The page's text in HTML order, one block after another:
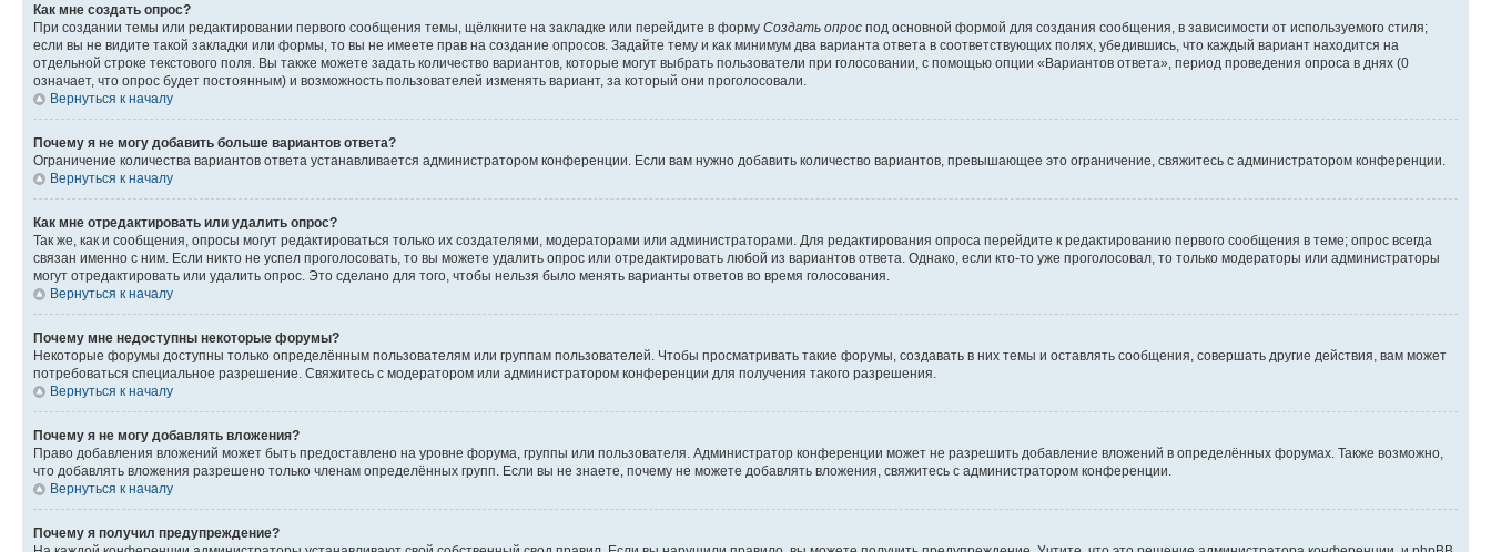
Как мне создать опрос?
При создании темы или редактировании первого сообщения темы, щёлкните на закладке или перейдите в форму Создать опрос под основной формой для создания сообщения, в зависимости от используемого стиля;
если вы не видите такой закладки или формы, то вы не имеете прав на создание опросов. Задайте тему и как минимум два варианта ответа в соответствующих полях, убедившись, что каждый вариант находится на
отдельной строке текстового поля. Вы также можете задать количество вариантов, которые могут выбрать пользователи при голосовании, с помощью опции «Вариантов ответа», период проведения опроса в днях (0
означает, что опрос будет постоянным) и возможность пользователей изменять вариант, за который они проголосовали.
Вернуться к началу
Почему я не могу добавить больше вариантов ответа?
Ограничение количества вариантов ответа устанавливается администратором конференции. Если вам нужно добавить количество вариантов, превышающее это ограничение, свяжитесь с администратором конференции.
Вернуться к началу
Как мне отредактировать или удалить опрос?
Так же, как и сообщения, опросы могут редактироваться только их создателями, модераторами или администраторами. Для редактирования опроса перейдите к редактированию первого сообщения в теме; опрос всегда
связан именно с ним. Если никто не успел проголосовать, то вы можете удалить опрос или отредактировать любой из вариантов ответа. Однако, если кто-то уже проголосовал, то только модераторы или администраторы
могут отредактировать или удалить опрос. Это сделано для того, чтобы нельзя было менять варианты ответов во время голосования.
Вернуться к началу
Почему мне недоступны некоторые форумы?
Некоторые форумы доступны только определённым пользователям или группам пользователей. Чтобы просматривать такие форумы, создавать в них темы и оставлять сообщения, совершать другие действия, вам может
потребоваться специальное разрешение. Свяжитесь с модератором или администратором конференции для получения такого разрешения.
Вернуться к началу
Почему я не могу добавлять вложения?
Право добавления вложений может быть предоставлено на уровне форума, группы или пользователя. Администратор конференции может не разрешить добавление вложений в определённых форумах. Также возможно,
что добавлять вложения разрешено только членам определённых групп. Если вы не знаете, почему не можете добавлять вложения, свяжитесь с администратором конференции.
Вернуться к началу
Почему я получил предупреждение?